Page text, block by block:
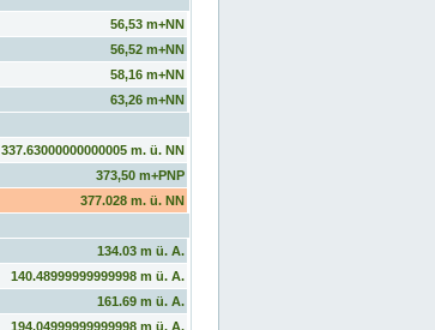
56,53 m+NN
56,52 m+NN
58,16 m+NN
63,26 m+NN
337.63000000000005 m. ü. NN
373,50 m+PNP
377.028 m. ü. NN
134.03 m ü. A.
140.48999999999998 m ü. A.
161.69 m ü. A.
194.04999999999998 m ü. A.